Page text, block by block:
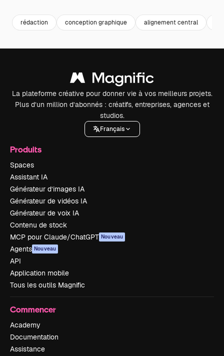
rédaction conception graphique alignement central
La plateforme créative pour donner vie à vos meilleurs projets.
Plus d’un million d’abonnés : créatifs, entreprises, agences et
studios.
Français
Produits
Spaces
Assistant IA
Générateur d’images IA
Générateur de vidéos IA
Générateur de voix IA
Contenu de stock
MCP pour Claude/ChatGPT Nouveau
Agents Nouveau
API
Application mobile
Tous les outils Magnific
Commencer
Academy
Documentation
Assistance